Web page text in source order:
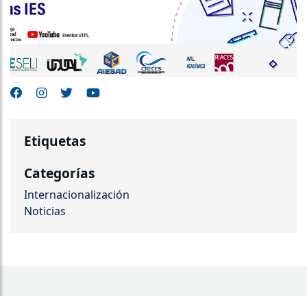
Etiquetas
Categorías
Internacionalización
Noticias